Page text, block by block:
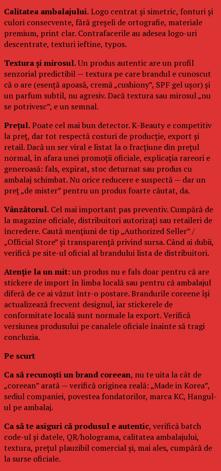
Calitatea ambalajului.Logo centrat și simetric, fonturi și
culori consecvente, fără greșeli de ortografie, materiale
premium, print clar. Contrafacerile au adesea logo-uri
descentrate, texturi ieftine, typos.
Textura și mirosul.Un produs autentic are un profil
senzorial predictibil — textura pe care brandul e cunoscut
că o are (esență apoasă, cremă „cushiony”, SPF gel ușor) și
un parfum subtil, nu agresiv. Dacă textura sau mirosul „nu
se potrivesc”, e un semnal.
Prețul.Poate cel mai bun detector. K-Beauty e competitiv
la preț, dar tot respectă costuri de producție, export și
retail. Dacă un ser viral e listat la o fracțiune din prețul
normal, în afara unei promoții oficiale, explicația rareori e
generoasă: fals, expirat, stoc deturnat sau produs cu
ambalaj schimbat. Nu orice reducere e suspectă — dar un
preț „de mister” pentru un produs foarte căutat, da.
Vânzătorul. Cel mai important pas preventiv. Cumpără de
la magazine oficiale, distribuitori autorizați sau retaileri de
încredere. Caută mențiuni de tip „Authorized Seller” /
„Official Store” și transparență privind sursa. Când ai dubii,
verifică pe site-ul oficial al brandului lista de distribuitori.
Atenție la un mit:un produs nu e fals doar pentru că are
stickere de import în limba locală sau pentru că ambalajul
diferă de ce ai văzut într-o postare. Brandurile coreene își
actualizează frecvent designul, iar stickerele de
conformitate locală sunt normale la export. Verifică
versiunea produsului pe canalele oficiale înainte să tragi
concluzia.
Pe scurt
Ca să recunoști un brand coreean, nu te uita la cât de
„coreean” arată — verifică originea reală: „Made in Korea”,
sediul companiei, povestea fondatorilor, marca KC, Hangul-
ul pe ambalaj.
Ca să te asiguri că produsul e autentic, verifică batch
code-ul și datele, QR/holograma, calitatea ambalajului,
textura, prețul plauzibil comercial și, mai ales, cumpără de
la surse oficiale.